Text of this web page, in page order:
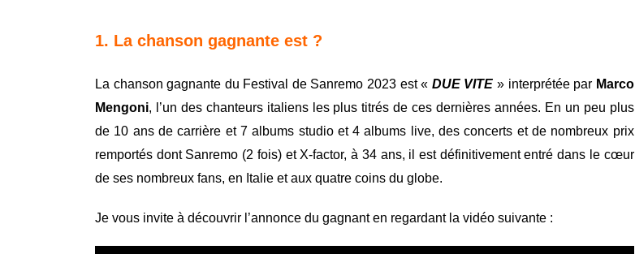
1. La chanson gagnante est ?
La chanson gagnante du Festival de Sanremo 2023 est « DUE VITE » interprétée par Marco
Mengoni, l’un des chanteurs italiens les plus titrés de ces dernières années. En un peu plus
de 10 ans de carrière et 7 albums studio et 4 albums live, des concerts et de nombreux prix
remportés dont Sanremo (2 fois) et X-factor, à 34 ans, il est définitivement entré dans le cœur
de ses nombreux fans, en Italie et aux quatre coins du globe.
Je vous invite à découvrir l’annonce du gagnant en regardant la vidéo suivante :